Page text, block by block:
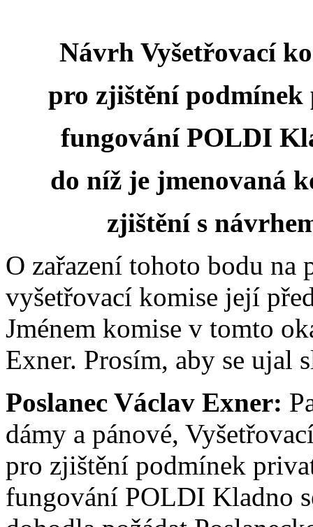
Návrh Vyšetřovací
pro zjištění podmínek
fungování POLDI
do níž je jmenovaná
zjištění s
O zařazení tohoto bodu na
vyšetřovací komise její
Jménem komise v tomto
Exner. Prosím, aby se ujal
Poslanec Václav Exner:
dámy a pánové,
pro zjištění podmínek
fungování POLDI Kladno